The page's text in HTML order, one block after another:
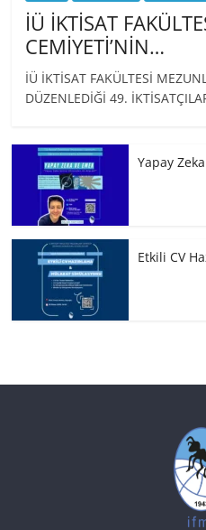
İÜ İKTİSAT
CEMİYETİ’NİN…
İÜ İKTİSAT FAKÜLTESİ
DÜZENLEDİĞİ 49.
Yapay
Etkili CV